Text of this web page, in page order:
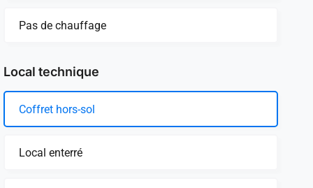
Pas de chauffage
Local technique
Coffret hors-sol
Local enterré